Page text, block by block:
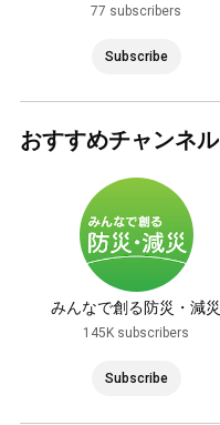
77 subscribers
Subscribe
おすすめチャンネル
みんなで創る防災・減災
145K subscribers
Subscribe